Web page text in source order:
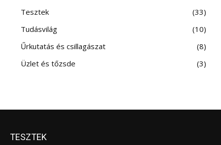
Tesztek
33
Tudásvilág
10
Űrkutatás és csillagászat
8
Üzlet és tőzsde
3
TESZTEK